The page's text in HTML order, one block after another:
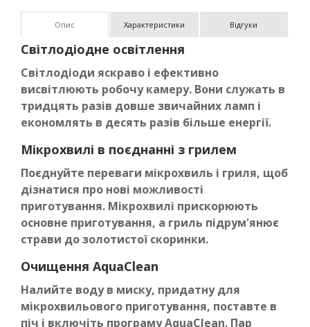
Опис Характеристики Відгуки
Світлодіодне освітлення
Світлодіоди яскраво і ефективно
висвітлюють робочу камеру. Вони служать в
тридцять разів довше звичайних ламп і
економлять в десять разів більше енергії.
Мікрохвилі в поєднанні з грилем
Поєднуйте переваги мікрохвиль і гриля, щоб
дізнатися про нові можливості
приготування. Мікрохвилі прискорюють
основне приготування, а гриль підрум'янює
страви до золотистої скоринки.
Очищення AquaClean
Налийте воду в миску, придатну для
мікрохвильового приготування, поставте в
піч і включіть програму AquaClean. Пар